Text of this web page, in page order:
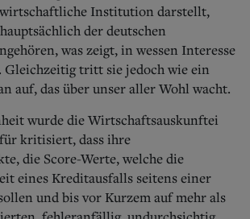
Institution darstellt,
der deutschen
was zeigt, in wessen Interesse
Gleichzeitig tritt sie jedoch wie ein
auf, das über unser aller Wohl wacht.
wurde die Wirtschaftsauskunftei
kritisiert, dass ihre
die Score-Werte, welche die
eines Kreditausfalls seitens einer
und bis vor Kurzem auf mehr als